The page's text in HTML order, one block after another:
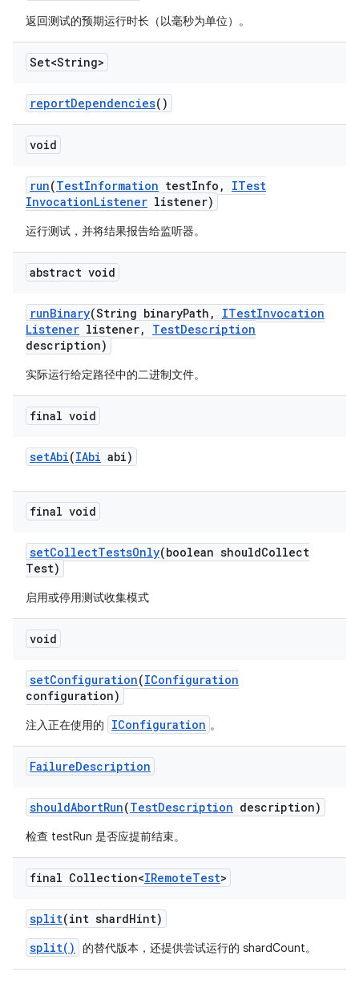
返回测试的预期运行时长（以毫秒为单位）。
Set<String>
reportDependencies()
void
run(TestInformation testInfo ,
ITest
InvocationListener listener)
运行测试，并将结果报告给监听器。
abstract void
runBinary(String binaryPath , ITestInvocation
Listener listener, TestDescription
description)
实际运行给定路径中的二进制文件。
final void
setAbi(IAbi abi)
final void
setCollectTestsOnly(boolean shouldCollect
Test)
启用或停用测试收集模式
void
setConfiguration(IConfiguration
configuration)
注入正在使用的 IConfiguration 。
FailureDescription
shouldAbortRun(TestDescription description)
检查 testRun 是否应提前结束。
final Collection<IRemoteTest>
split(int shardHint)
split()
的替代版本，还提供尝试运行的 shardCount。